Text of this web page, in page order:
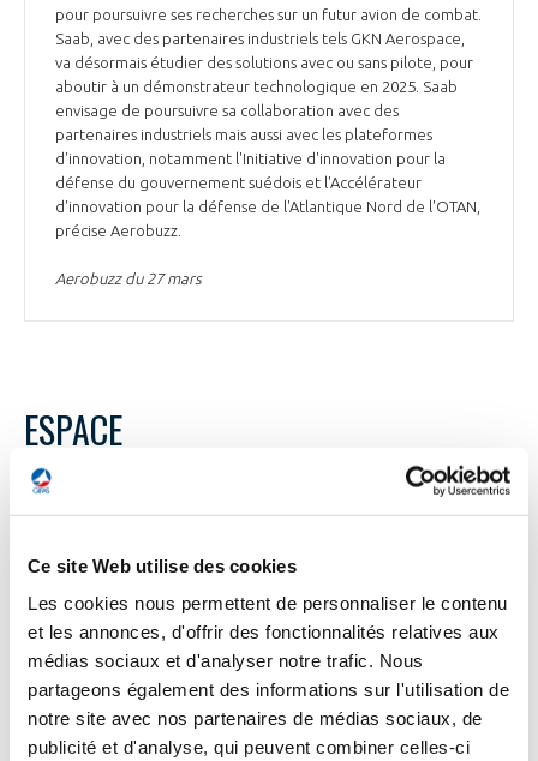
Ce site Web utilise des cookies
Les cookies nous permettent de personnaliser le contenu
et les annonces, d'offrir des fonctionnalités relatives aux
médias sociaux et d'analyser notre trafic. Nous
partageons également des informations sur l'utilisation de
notre site avec nos partenaires de médias sociaux, de
publicité et d'analyse, qui peuvent combiner celles-ci
pour poursuivre ses recherches sur un futur avion de combat.
Saab, avec des partenaires industriels tels GKN Aerospace,
va désormais étudier des solutions avec ou sans pilote, pour
aboutir à un démonstrateur technologique en 2025. Saab
envisage de poursuivre sa collaboration avec des
partenaires industriels mais aussi avec les plateformes
d'innovation, notamment l'Initiative d'innovation pour la
défense du gouvernement suédois et l'Accélérateur
d'innovation pour la défense de l'Atlantique Nord de l'OTAN,
précise Aerobuzz.
Aerobuzz du 27 mars
ESPACE
Le vol inaugural d'Ariane 6 devrait avoir lieu
entre fin juin et début juillet
Mardi 26 mars, lors de la visite du président de la République
sur le site de Kourou, en Guyane française, le lancement
entre la fin juin et le début juillet 2024. « La fenêtre
officielle, c’est fin juin, début juillet. On est dedans », a
déclaré le président du CNES, Philippe Baptiste, lors d’un